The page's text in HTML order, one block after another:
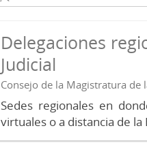
Delegaciones
Judicial
Consejo de la Magistratura de
Sedes regionales en
virtuales o a distancia de la